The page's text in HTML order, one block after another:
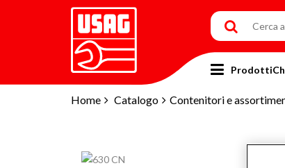
Home Catalogo Contenitori e
Prodotti